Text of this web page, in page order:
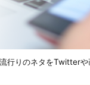
りのネタをTwitterや